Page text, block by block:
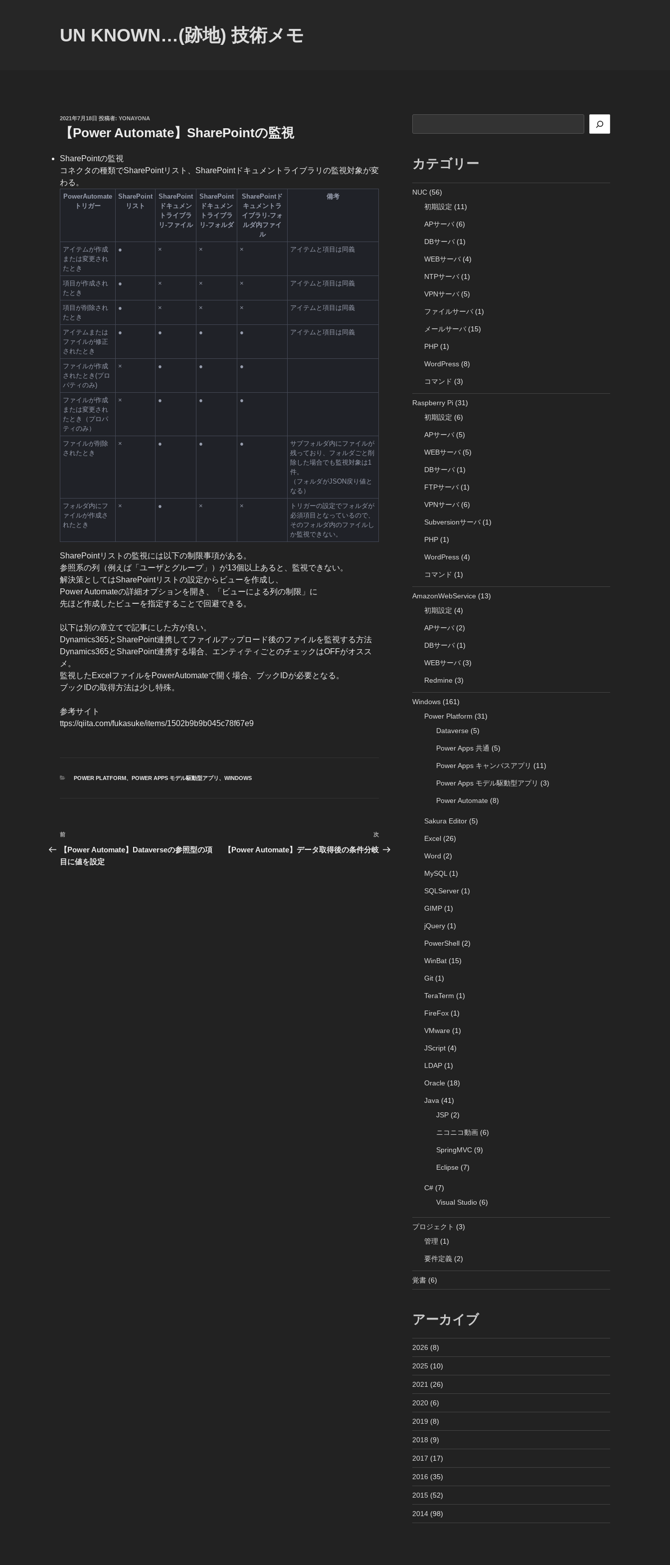
UN KNOWN…(跡地) 技術メモ
投
2021年7月18日 投稿者: YONAYONA
【Power Automate】SharePointの監視
SharePointの監視
コネクタの種類でSharePointリスト、SharePointドキュメントライブラリの監視対象が変
わる。
PowerAutomate
トリガー
SharePoint
リスト
SharePoint
ドキュメン
トライブラ
リ-ファイル
SharePoint
ドキュメン
トライブラ
リ-フォルダ
SharePointド
キュメントラ
イブラリ-フォ
ルダ内ファイ
ル
備考
アイテムが作成
または変更され
たとき
● × × × アイテムと項目は同義
項目が作成され
たとき
● × × × アイテムと項目は同義
項目が削除され
たとき
● × × × アイテムと項目は同義
アイテムまたは
ファイルが修正
されたとき
● ● ● ● アイテムと項目は同義
ファイルが作成
されたとき(プロ
パティのみ)
× ● ● ●
ファイルが作成
または変更され
たとき（プロパ
ティのみ）
× ● ● ●
ファイルが削除
されたとき
× ● ● ●
サブフォルダ内にファイルが
残っており、フォルダごと削
除した場合でも監視対象は1
件。
（フォルダがJSON戻り値と
なる）
フォルダ内にフ
ァイルが作成さ
れたとき
× ● × ×
トリガーの設定でフォルダが
必須項目となっているので、
そのフォルダ内のファイルし
か監視できない。
SharePointリストの監視には以下の制限事項がある。
参照系の列（例えば「ユーザとグループ」）が13個以上あると、監視できない。
解決策としてはSharePointリストの設定からビューを作成し、
Power Automateの詳細オプションを開き、「ビューによる列の制限」に
先ほど作成したビューを指定することで回避できる。
以下は別の章立てで記事にした方が良い。
Dynamics365とSharePoint連携してファイルアップロード後のファイルを監視する方法
Dynamics365とSharePoint連携する場合、エンティティごとのチェックはOFFがオスス
メ。
監視したExcelファイルをPowerAutomateで開く場合、ブックIDが必要となる。
ブックIDの取得方法は少し特殊。
参考サイト
ttps://qiita.com/fukasuke/items/1502b9b9b045c78f67e9
カ
POWER PLATFORM 、 POWER APPS モデル駆動型アプリ 、 WINDOWS
投
稿
ナ
前
の
投
前
【Power Automate】Dataverseの参照型の項
目に値を設定
次
の
次
【Power Automate】データ取得後の条件分岐
カテゴリー
NUC(56)
初期設定 (11)
APサーバ(6)
DBサーバ(1)
WEBサーバ(4)
NTPサーバ(1)
VPNサーバ(5)
ファイルサーバ(1)
メールサーバ(15)
PHP(1)
WordPress(8)
コマンド (3)
Raspberry Pi(31)
初期設定 (6)
APサーバ(5)
WEBサーバ(5)
DBサーバ(1)
FTPサーバ(1)
VPNサーバ(6)
Subversionサーバ(1)
PHP(1)
WordPress(4)
コマンド (1)
AmazonWebService (13)
初期設定 (4)
APサーバ(2)
DBサーバ(1)
WEBサーバ(3)
Redmine (3)
Windows(161)
Power Platform (31)
Dataverse (5)
Power Apps 共通 (5)
Power Apps キャンバスアプリ (11)
Power Apps モデル駆動型アプリ (3)
Power Automate (8)
Sakura Editor(5)
Excel(26)
Word (2)
MySQL (1)
SQLServer(1)
GIMP(1)
jQuery(1)
PowerShell(2)
WinBat(15)
Git(1)
TeraTerm (1)
FireFox(1)
VMware (1)
JScript(4)
LDAP(1)
Oracle (18)
Java (41)
JSP(2)
ニコニコ動画(6)
SpringMVC(9)
Eclipse (7)
C#(7)
Visual Studio(6)
プロジェクト (3)
管理 (1)
要件定義(2)
覚書(6)
アーカイブ
2026 (8)
2025(10)
2021 (26)
2020(6)
2019 (8)
2018 (9)
2017 (17)
2016 (35)
2015(52)
2014(98)